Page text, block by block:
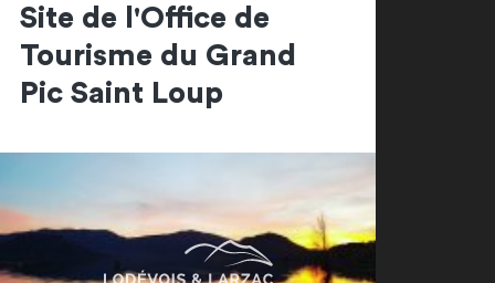
Site de l'Office de
Tourisme du Grand
Pic Saint Loup